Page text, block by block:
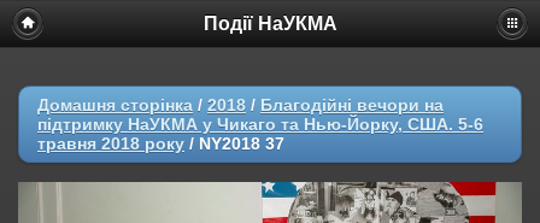
Події НаУКМА
Домашня сторінка / 2018 / Благодійні вечори на
підтримку НаУКМА у Чикаго та Нью-Йорку, США. 5-6
травня 2018 року / NY2018 37